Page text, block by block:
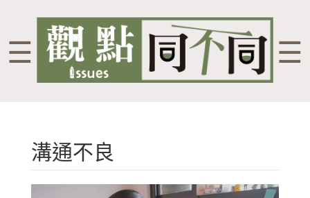
☰ ☰
溝通不良